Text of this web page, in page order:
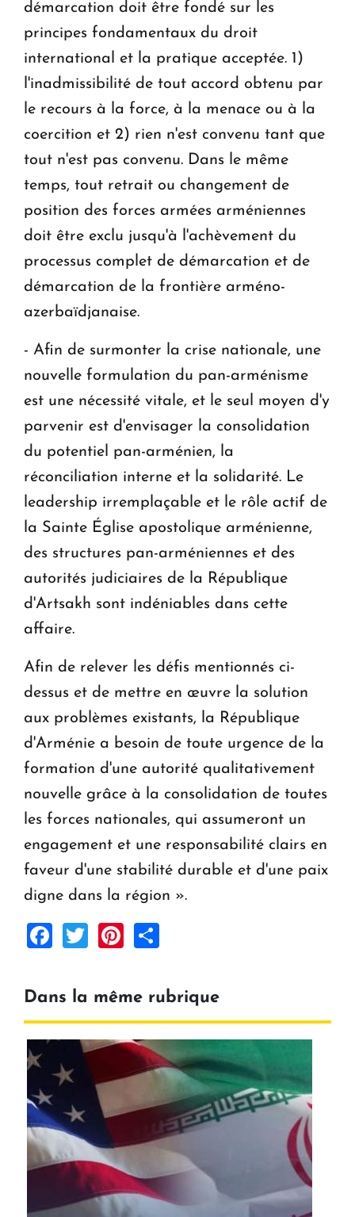
démarcation doit être fondé sur les
principes fondamentaux du droit
international et la pratique acceptée. 1)
l'inadmissibilité de tout accord obtenu par
le recours à la force, à la menace ou à la
coercition et 2) rien n'est convenu tant que
tout n'est pas convenu. Dans le même
temps, tout retrait ou changement de
position des forces armées arméniennes
doit être exclu jusqu'à l'achèvement du
processus complet de démarcation et de
démarcation de la frontière arméno-
azerbaïdjanaise.
- Afin de surmonter la crise nationale, une
nouvelle formulation du pan-arménisme
est une nécessité vitale, et le seul moyen d'y
parvenir est d'envisager la consolidation
du potentiel pan-arménien, la
réconciliation interne et la solidarité. Le
leadership irremplaçable et le rôle actif de
la Sainte Église apostolique arménienne,
des structures pan-arméniennes et des
autorités judiciaires de la République
d'Artsakh sont indéniables dans cette
affaire.
Afin de relever les défis mentionnés ci-
dessus et de mettre en œuvre la solution
aux problèmes existants, la République
d'Arménie a besoin de toute urgence de la
formation d'une autorité qualitativement
nouvelle grâce à la consolidation de toutes
les forces nationales, qui assumeront un
engagement et une responsabilité clairs en
faveur d'une stabilité durable et d'une paix
digne dans la région ».
Facebook
TwitterPinterest
Dans la même rubrique